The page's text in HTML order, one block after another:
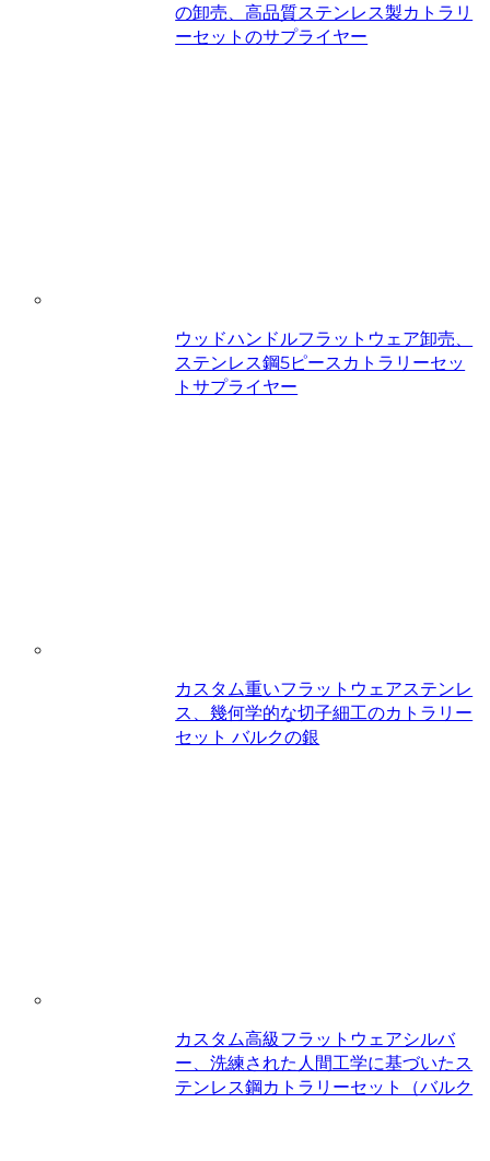
の卸売、高品質ステンレス製カトラリ
ーセットのサプライヤー
ウッドハンドルフラットウェア卸売、
ステンレス鋼5ピースカトラリーセッ
トサプライヤー
カスタム重いフラットウェアステンレ
ス、幾何学的な切子細工のカトラリー
セット バルクの銀
カスタム高級フラットウェアシルバ
ー、洗練された人間工学に基づいたス
テンレス鋼カトラリーセット（バルク